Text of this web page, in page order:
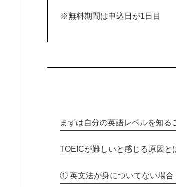
※無料期間は申込日が1日目
まずは自分の英語レベルを知る
TOEICが難しいと感じる原因と
① 英文法が身についてない場合